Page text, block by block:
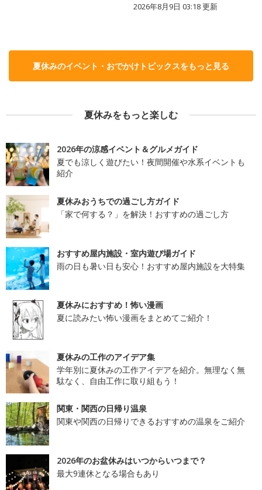
2026年8月9日 03:18更新
夏休みのイベント・おでかけトピックスをもっと見る
夏休みをもっと楽しむ
2026年の涼感イベント＆グルメガイド
夏でも涼しく遊びたい！夜間開催や水系イベントも
紹介
夏休みおうちでの過ごし方ガイド
「家で何する？」を解決！おすすめの過ごし方
おすすめ屋内施設・室内遊び場ガイド
雨の日も暑い日も安心！おすすめ屋内施設を大特集
夏休みにおすすめ！怖い漫画
夏に読みたい怖い漫画をまとめてご紹介！
夏休みの工作のアイデア集
学年別に夏休みの工作アイデアを紹介。無理なく無
駄なく、自由工作に取り組もう！
関東・関西の日帰り温泉
関東や関西の日帰りできるおすすめの温泉をご紹介
2026年のお盆休みはいつからいつまで？
最大9連休となる場合もあり